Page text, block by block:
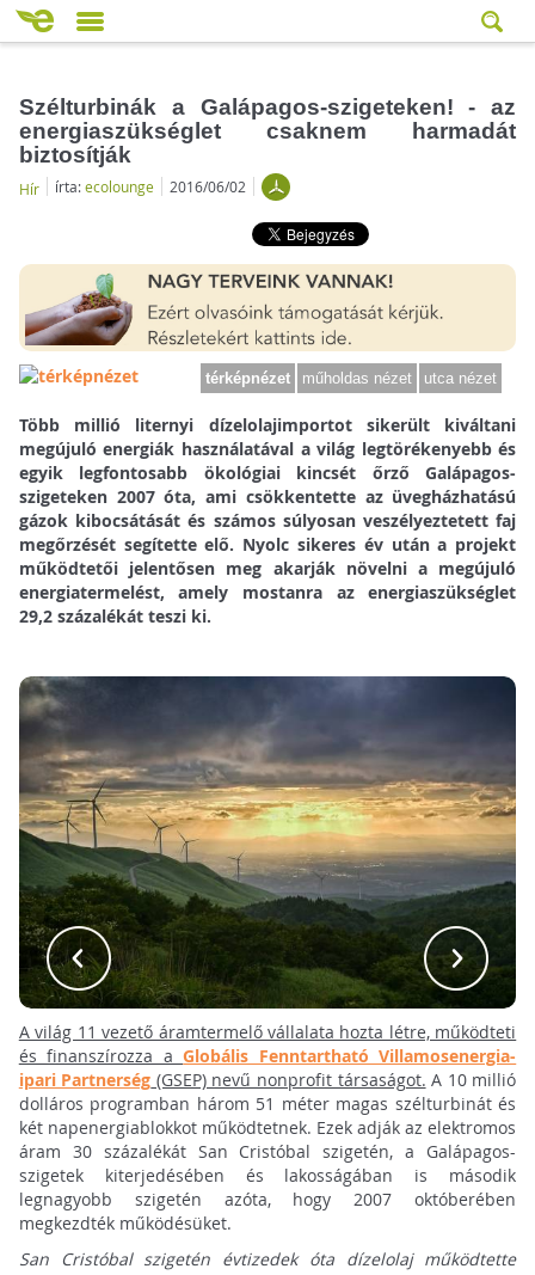
Szélturbinák a Galápagos-szigeteken! - az
energiaszükséglet csaknem harmadát
biztosítják
Hír írta:ecolounge 2016/06/02
térképnézet műholdas nézet utca nézet
Több millió liternyi dízelolajimportot sikerült kiváltani
megújuló energiák használatával a világ legtörékenyebb és
egyik legfontosabb ökológiai kincsét őrző Galápagos-
szigeteken 2007 óta, ami csökkentette az üvegházhatású
gázok kibocsátását és számos súlyosan veszélyeztetett faj
megőrzését segítette elő. Nyolc sikeres év után a projekt
működtetői jelentősen meg akarják növelni a megújuló
energiatermelést, amely mostanra az energiaszükséglet
29,2 százalékát teszi ki.
A világ 11 vezető áramtermelő vállalata hozta létre, működteti
és finanszírozza aGlobális Fenntartható Villamosenergia-
ipari Partnerség (GSEP) nevű nonprofit társaságot. A 10 millió
dolláros programban három 51 méter magas szélturbinát és
két napenergiablokkot működtetnek. Ezek adják az elektromos
áram 30 százalékát San Cristóbal szigetén, a Galápagos-
szigetek kiterjedésében és lakosságában is második
legnagyobb szigetén azóta, hogy 2007 októberében
megkezdték működésüket.
San Cristóbal szigetén évtizedek óta dízelolaj működtette